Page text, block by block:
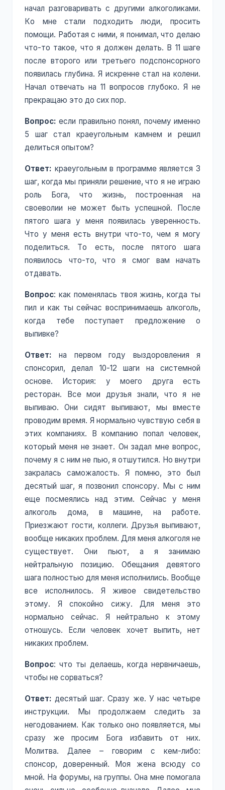
начал разговаривать с другими алкоголиками.
Ко мне стали подходить люди, просить
помощи. Работая с ними, я понимал, что делаю
что-то такое, что я должен делать. В 11 шаге
после второго или третьего подспонсорного
появилась глубина. Я искренне стал на колени.
Начал отвечать на 11 вопросов глубоко. Я не
прекращаю это до сих пор.
Вопрос: если правильно понял, почему именно
5 шаг стал краеугольным камнем и решил
делиться опытом?
Ответ: краеугольным в программе является 3
шаг, когда мы приняли решение, что я не играю
роль Бога, что жизнь, построенная на
своеволии не может быть успешной. После
пятого шага у меня появилась уверенность.
Что у меня есть внутри что-то, чем я могу
поделиться. То есть, после пятого шага
появилось что-то, что я смог вам начать
отдавать.
Вопрос: как поменялась твоя жизнь, когда ты
пил и как ты сейчас воспринимаешь алкоголь,
когда тебе поступает предложение о
выпивке?
Ответ: на первом году выздоровления я
спонсорил, делал 10-12 шаги на системной
основе. История: у моего друга есть
ресторан. Все мои друзья знали, что я не
выпиваю. Они сидят выпивают, мы вместе
проводим время. Я нормально чувствую себя в
этих компаниях. В компанию попал человек,
который меня не знает. Он задал мне вопрос,
почему я с ним не пью, я отшутился. Но внутри
закралась саможалость. Я помню, это был
десятый шаг, я позвонил спонсору. Мы с ним
еще посмеялись над этим. Сейчас у меня
алкоголь дома, в машине, на работе.
Приезжают гости, коллеги. Друзья выпивают,
вообще никаких проблем. Для меня алкоголя не
существует. Они пьют, а я занимаю
нейтральную позицию. Обещания девятого
шага полностью для меня исполнились. Вообще
все исполнилось. Я живое свидетельство
этому. Я спокойно сижу. Для меня это
нормально сейчас. Я нейтрально к этому
отношусь. Если человек хочет выпить, нет
никаких проблем.
Вопрос: что ты делаешь, когда нервничаешь,
чтобы не сорваться?
Ответ: десятый шаг. Сразу же. У нас четыре
инструкции. Мы продолжаем следить за
негодованием. Как только оно появляется, мы
сразу же просим Бога избавить от них.
Молитва. Далее – говорим с кем-либо:
спонсор, доверенный. Моя жена всюду со
мной. На форумы, на группы. Она мне помогала